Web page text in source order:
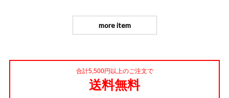
more item
合計5,500円以上のご注文で
送料無料